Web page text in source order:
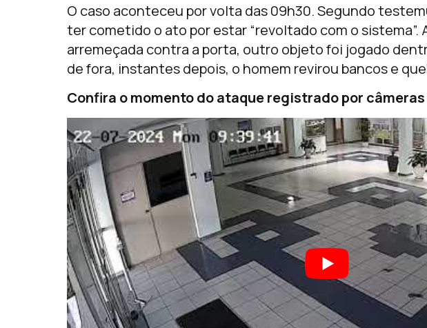
O caso aconteceu por volta das 09h30. Segundo
ter cometido o ato por estar “revoltado com o sistema”.
arremeçada contra a porta, outro objeto foi jogado
de fora, instantes depois, o homem revirou bancos e
Confira o momento do ataque registrado por